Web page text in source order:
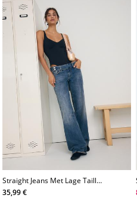
Straight Jeans Met Lage Taille
En Hamerlusdetails
35,99 €